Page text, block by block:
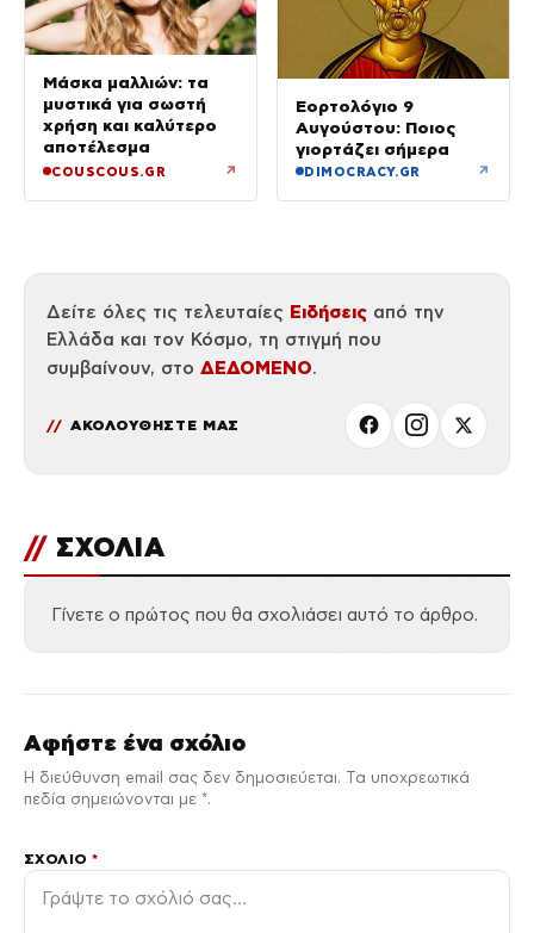
Μάσκα μαλλιών: τα
μυστικά για σωστή
χρήση και καλύτερο
αποτέλεσμα
COUSCOUS.GR ↗
Εορτολόγιο 9
Αυγούστου: Ποιος
γιορτάζει σήμερα
DIMOCRACY.GR ↗
Δείτε όλες τις τελευταίες Ειδήσεις από την
Ελλάδα και τον Κόσμο, τη στιγμή που
συμβαίνουν, στο ΔΕΔΟΜΕΝΟ.
ΑΚΟΛΟΥΘΗΣΤΕ ΜΑΣ
// ΣΧΟΛΙΑ
Γίνετε ο πρώτος που θα σχολιάσει αυτό το άρθρο.
Αφήστε ένα σχόλιο
Η διεύθυνση email σας δεν δημοσιεύεται. Τα υποχρεωτικά
πεδία σημειώνονται με *.
ΣΧΌΛΙΟ*